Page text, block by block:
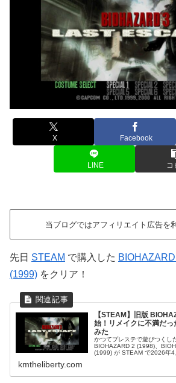
X Facebook
LINE コ
当ブログではアフィリエイト広告を
先日 STEAM で購入した
(1999) をクリア！
【STEAM】旧版
始！リメイクに不満だ
みた
かつてプレステで遊びつくし
BIOHAZARD 2 (1998)、
(1999) が STEAM で2026年4
kmtheliberty.com